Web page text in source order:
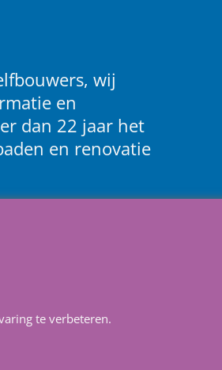
wij
en
dan 22 jaar het
en renovatie
te verbeteren.